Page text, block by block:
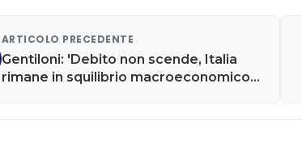
ARTICOLO PRECEDENTE
Gentiloni: 'Debito non scende, Italia
rimane in squilibrio macroeconomico